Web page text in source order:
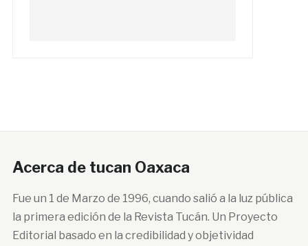
Acerca de tucan Oaxaca
Fue un 1 de Marzo de 1996, cuando salió a la luz pública
la primera edición de la Revista Tucán. Un Proyecto
Editorial basado en la credibilidad y objetividad